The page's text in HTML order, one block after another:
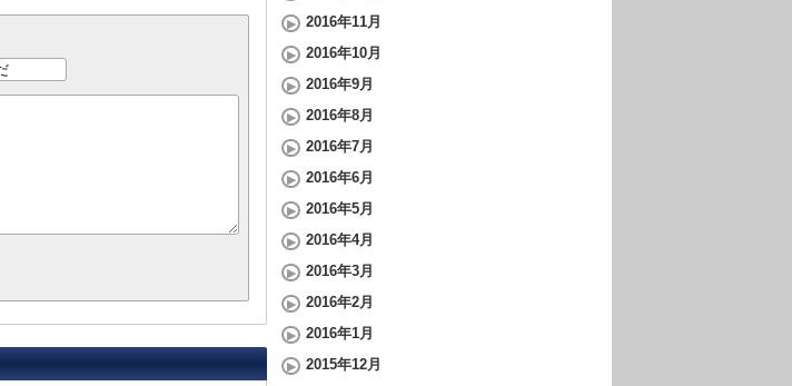
2016年11月
2016年10月
2016年9月
2016年8月
2016年7月
2016年6月
2016年5月
2016年4月
2016年3月
2016年2月
2016年1月
2015年12月